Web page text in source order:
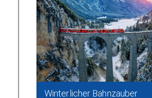
Winterlicher Bahnzauber